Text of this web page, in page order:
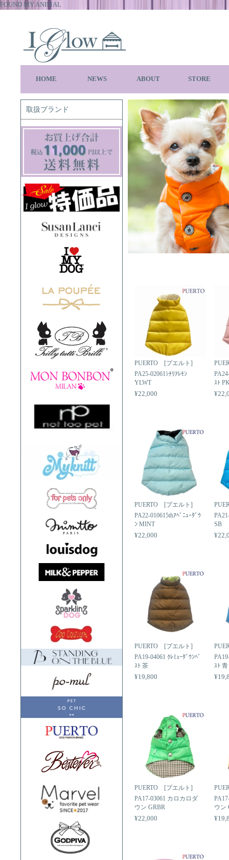
FOUND MY ANIMAL
HOME NEWS ABOUT STORE
取扱ブランド
PUERTO [プエルト]
PA25-02061ｼﾁﾘｱﾚﾓﾝ
YLWT
¥22,000
ｽﾄ
PUERTO [プエルト]
PA22-010615thｱﾍﾞﾆｭｰﾀﾞｳ
ﾝ MINT
¥22,000
SB
PUERTO [プエルト]
PA19-04061 ｸﾚﾐｭｰﾀﾞｳﾝﾍﾞ
ｽﾄ 茶
¥19,800
ｽﾄ 青
PUERTO [プエルト]
PA17-03061 カロカロダ
ウン GRBR
¥22,000
ウン